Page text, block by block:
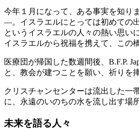
今年１月になって、ある事実を知り
―。イスラエルにとっては初めての
というイスラエルの人々の熱い思い
イスラエルから祝福を携えて、この
医療団が帰国した数週間後、B.F.P.
と、教会が建つことを願い、祈りを
クリスチャンセンターは流出した一
に、永遠のいのちの水を流し出す場
未来を語る人々